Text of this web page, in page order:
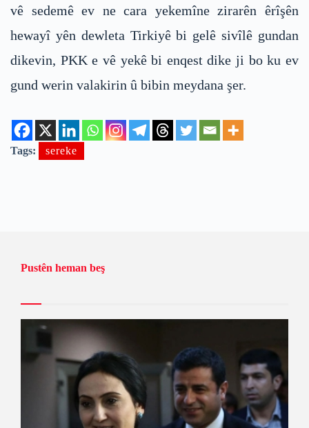
vê sedemê ev ne cara yekemîne zirarên êrîşên
hewayî yên dewleta Tirkiyê bi gelê sivîlê gundan
dikevin, PKK e vê yekê bi enqest dike ji bo ku ev
gund werin valakirin û bibin meydana şer.
Tags: sereke
Pustên heman beş